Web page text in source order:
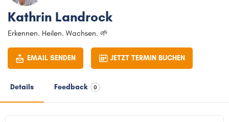
Kathrin Landrock
Erkennen. Heilen. Wachsen. 🌱
EMAIL SENDEN JETZT TERMIN BUCHEN
Details Feedback 0